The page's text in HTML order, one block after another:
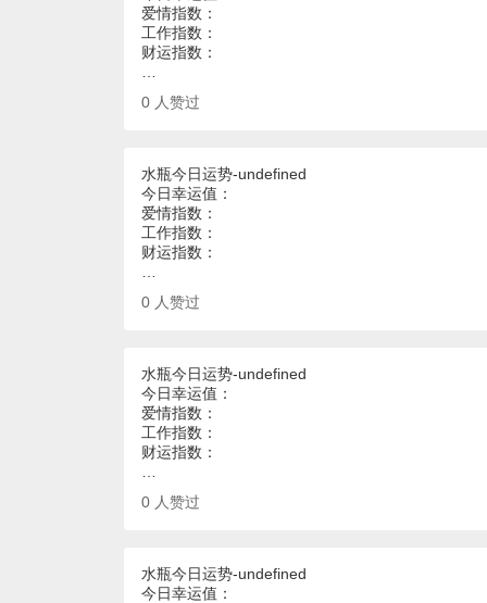
爱情指数：
工作指数：
财运指数：
0 人赞过
水瓶今日运势-undefined
今日幸运值：
爱情指数：
工作指数：
财运指数：
0 人赞过
水瓶今日运势-undefined
今日幸运值：
爱情指数：
工作指数：
财运指数：
0 人赞过
水瓶今日运势-undefined
今日幸运值：